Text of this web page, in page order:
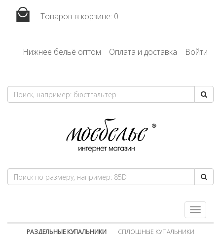
Товаров в корзине: 0
Нижнее бельё оптом Оплата и доставка Войти
Toggle
navigation
РАЗДЕЛЬНЫЕ КУПАЛЬНИКИ
СПЛОШНЫЕ КУПАЛЬНИКИ